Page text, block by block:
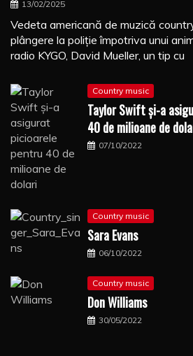
13/02/2025
Vedeta americană de muzică
plângere la poliţie împotriva unui
radio KYGO, David Mueller, un tip cu
Country music
Taylor Swift şi-a
40 de milioane de
07/10/2022
Country music
Sara Evans
06/10/2022
Country music
Don Williams
30/05/2022